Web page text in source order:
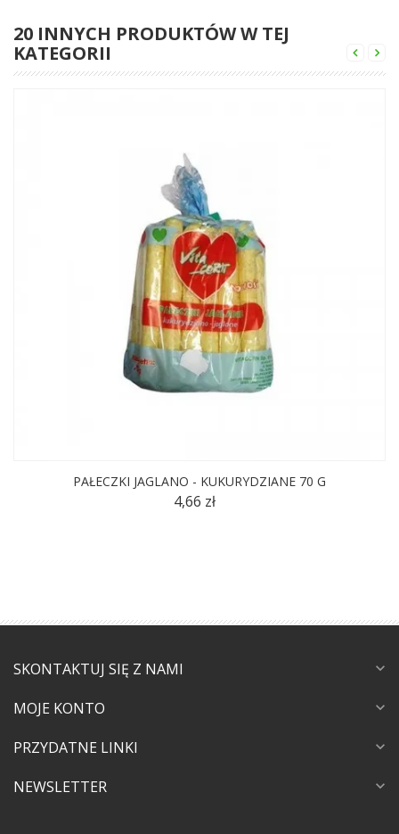
20 INNYCH PRODUKTÓW W TEJ
KATEGORII
PAŁECZKI JAGLANO - KUKURYDZIANE 70 G
4,66 zł
SKONTAKTUJ SIĘ Z NAMI expand_more
MOJE KONTO expand_more
PRZYDATNE LINKI expand_more
NEWSLETTER expand_more